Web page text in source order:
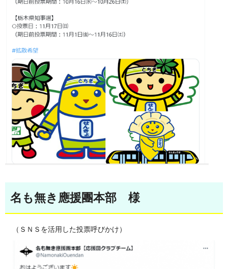
名も無き應援團本部 様
（ＳＮＳを活用した投票呼びかけ）